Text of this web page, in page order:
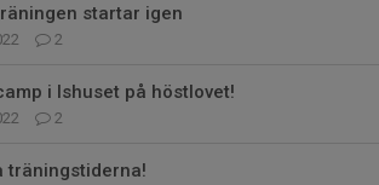
startar igen
2
i Ishuset på höstlovet!
2
träningstiderna!